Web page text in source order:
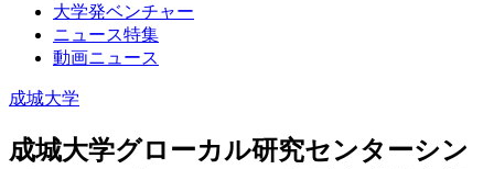
大学発ベンチャー
ニュース特集
動画ニュース
成城大学
成城大学グローカル研究センターシン